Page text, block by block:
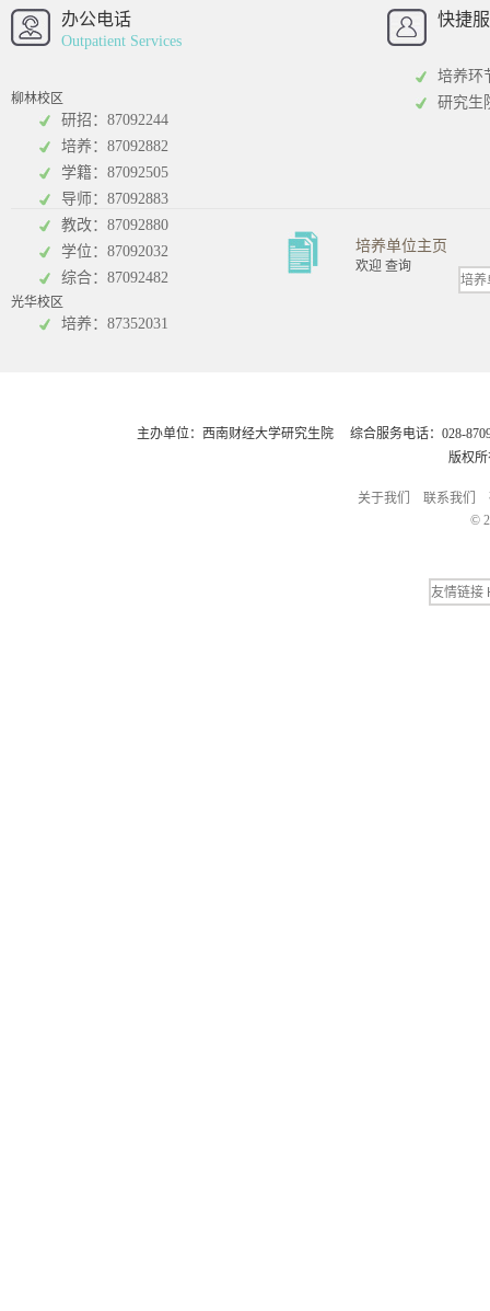
招办
工商管理学院
办公电话
Outpatient Services
柳林校区
研招：87092244
培养：87092882
学籍：87092505
导师：87092883
教改：87092880
学位：87092032
综合：87092482
光华校区
培养：87352031
快捷
培养环
研究生
培养单位主页
欢迎 查询
主办单位：西南财经大学研究生院 综合服务电话：028-
版权
关于我们 联系我们
©